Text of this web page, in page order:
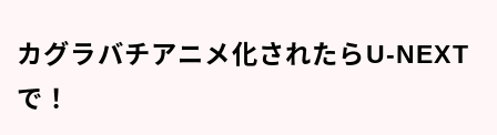
カグラバチアニメ化されたらU-NEXT
で！